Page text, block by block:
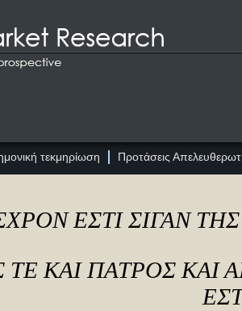
τεκμηρίωση Προτάσεις
ΕΣΤΙ ΣΙΓΑΝ
ΚΑΙ ΠΑΤΡΟΣ ΚΑΙ